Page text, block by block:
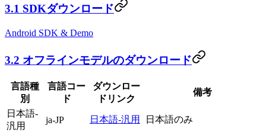
3.1 SDKダウンロード
Android SDK & Demo
3.2 オフラインモデルのダウンロード
言語種
別
言語コー
ド
ダウンロー
ドリンク
備考
日本語-
汎用
ja-JP 日本語-汎用 日本語のみ